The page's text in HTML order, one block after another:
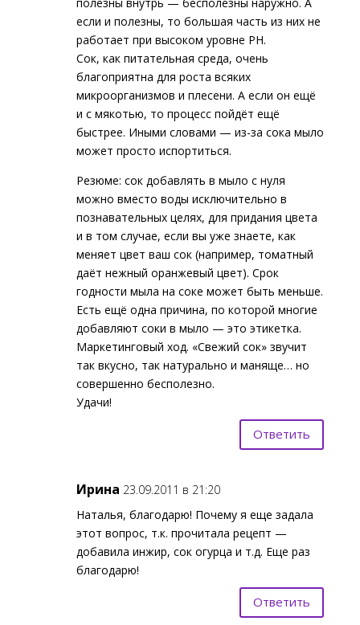
если и полезны, то большая часть из них не
работает при высоком уровне PH.
Сок, как питательная среда, очень
благоприятна для роста всяких
микроорганизмов и плесени. А если он ещё
и с мякотью, то процесс пойдёт ещё
быстрее. Иными словами — из-за сока мыло
может просто испортиться.
Резюме: сок добавлять в мыло с нуля
можно вместо воды исключительно в
познавательных целях, для придания цвета
и в том случае, если вы уже знаете, как
меняет цвет ваш сок (например, томатный
даёт нежный оранжевый цвет). Срок
годности мыла на соке может быть меньше.
Есть ещё одна причина, по которой многие
добавляют соки в мыло — это этикетка.
Маркетинговый ход. «Свежий сок» звучит
так вкусно, так натурально и маняще… но
совершенно бесполезно.
Удачи!
Ответить
Ирина 23.09.2011 в 21:20
Наталья, благодарю! Почему я еще задала
этот вопрос, т.к. прочитала рецепт —
добавила инжир, сок огурца и т.д. Еще раз
благодарю!
Ответить